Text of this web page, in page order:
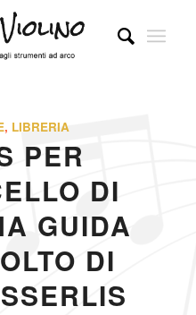
, LIBRERIA
PER
DI
GUIDA
DI